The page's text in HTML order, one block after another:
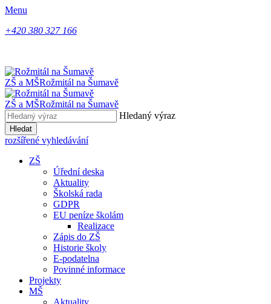
Menu
+420 380 327 166
ZŠ a MŠRožmitál na Šumavě
ZŠ a MŠRožmitál na Šumavě
Hledaný výraz
Hledat
rozšířené vyhledávání
ZŠ
Úřední deska
Aktuality
Školská rada
GDPR
EU peníze školám
Realizace
Zápis do ZŠ
Historie školy
E-podatelna
Povinné informace
Projekty
MŠ
Aktuality